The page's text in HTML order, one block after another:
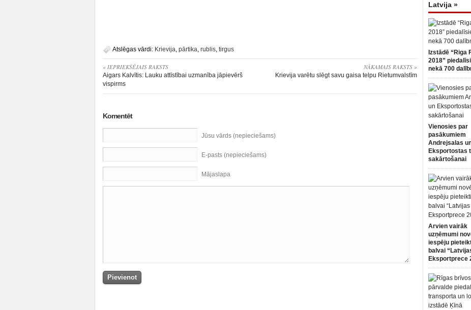
Atslēgas vārdi: Krievija, pārtika, rublis, tirgus
« IEPRIEKŠĒJAIS RAKSTS
Aigars Kalvītis: Lauku attīstībai uzmanība jāpievērš
vispirms
NĀKAMAIS RAKSTS »
Krievija varētu slēgt savu gaisa telpu Rietumvalstīm
Komentēt
Jūsu vārds (nepieciešams)
E-pasts (nepieciešams)
Mājaslapa
Latvija »
Izstādē “Riga
2018”
nekā 700
Vienosies par
pasākumiem
Andrejsalas
Eksportostas
sakārtošanai
Arvien vairāk
uzņēmumi
iespēju
balvai
Eksportprece